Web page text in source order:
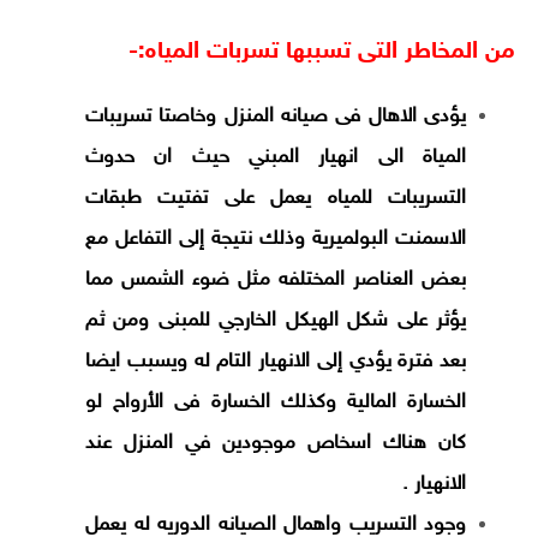
من المخاطر التى تسببها تسربات المياه:-
يؤدى الاهال فى صيانه المنزل وخاصتا تسريبات
المياة الى انهيار المبني حيث ان حدوث
التسريبات للمياه يعمل على تفتيت طبقات
الاسمنت البولميرية وذلك نتيجة إلى التفاعل مع
بعض العناصر المختلفه مثل ضوء الشمس مما
يؤثر على شكل الهيكل الخارجي للمبنى ومن ثم
بعد فترة يؤدي إلى الانهيار التام له ويسبب ايضا
الخسارة المالية وكذلك الخسارة فى الأرواح لو
كان هناك اسخاص موجودين في المنزل عند
الانهيار .
وجود التسريب واهمال الصيانه الدوريه له يعمل